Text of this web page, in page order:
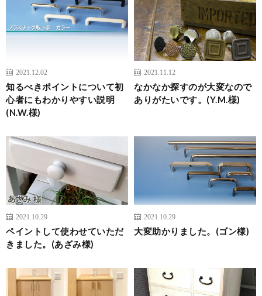
2021.12.02
知るべきポイントについて初
心者にもわかりやすい説明
(N.W.様)
2021.11.12
なかなか探すのが大変なので
ありがたいです。(Y.M.様)
2021.10.29
ペイントして使わせていただ
きました。(あざみ様)
2021.10.29
大変助かりました。(ゴン様)